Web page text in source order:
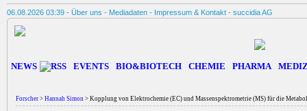
06.08.2026 03:39 - Über uns - Mediadaten - Impressum & Kontakt - succidia AG
NEWS EVENTS BIO&BIOTECH CHEMIE PHARMA
Forscher > Hannah Simon > Kopplung von Elektrochemie (EC) und Massenspektrometrie (MS) für die